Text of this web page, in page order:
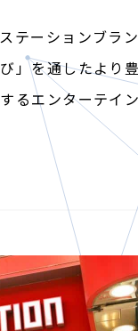
テーションブラ
」を通したより
るエンターテイ